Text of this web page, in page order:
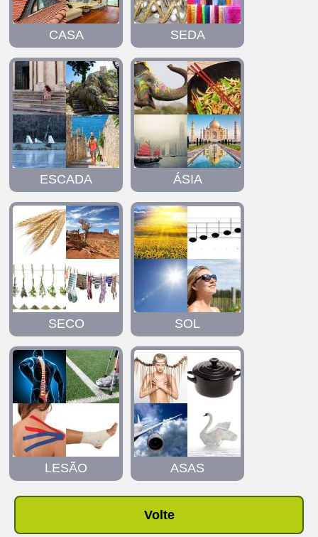
CASA SEDA
ESCADA ÁSIA
SECO SOL
LESÃO ASAS
Volte